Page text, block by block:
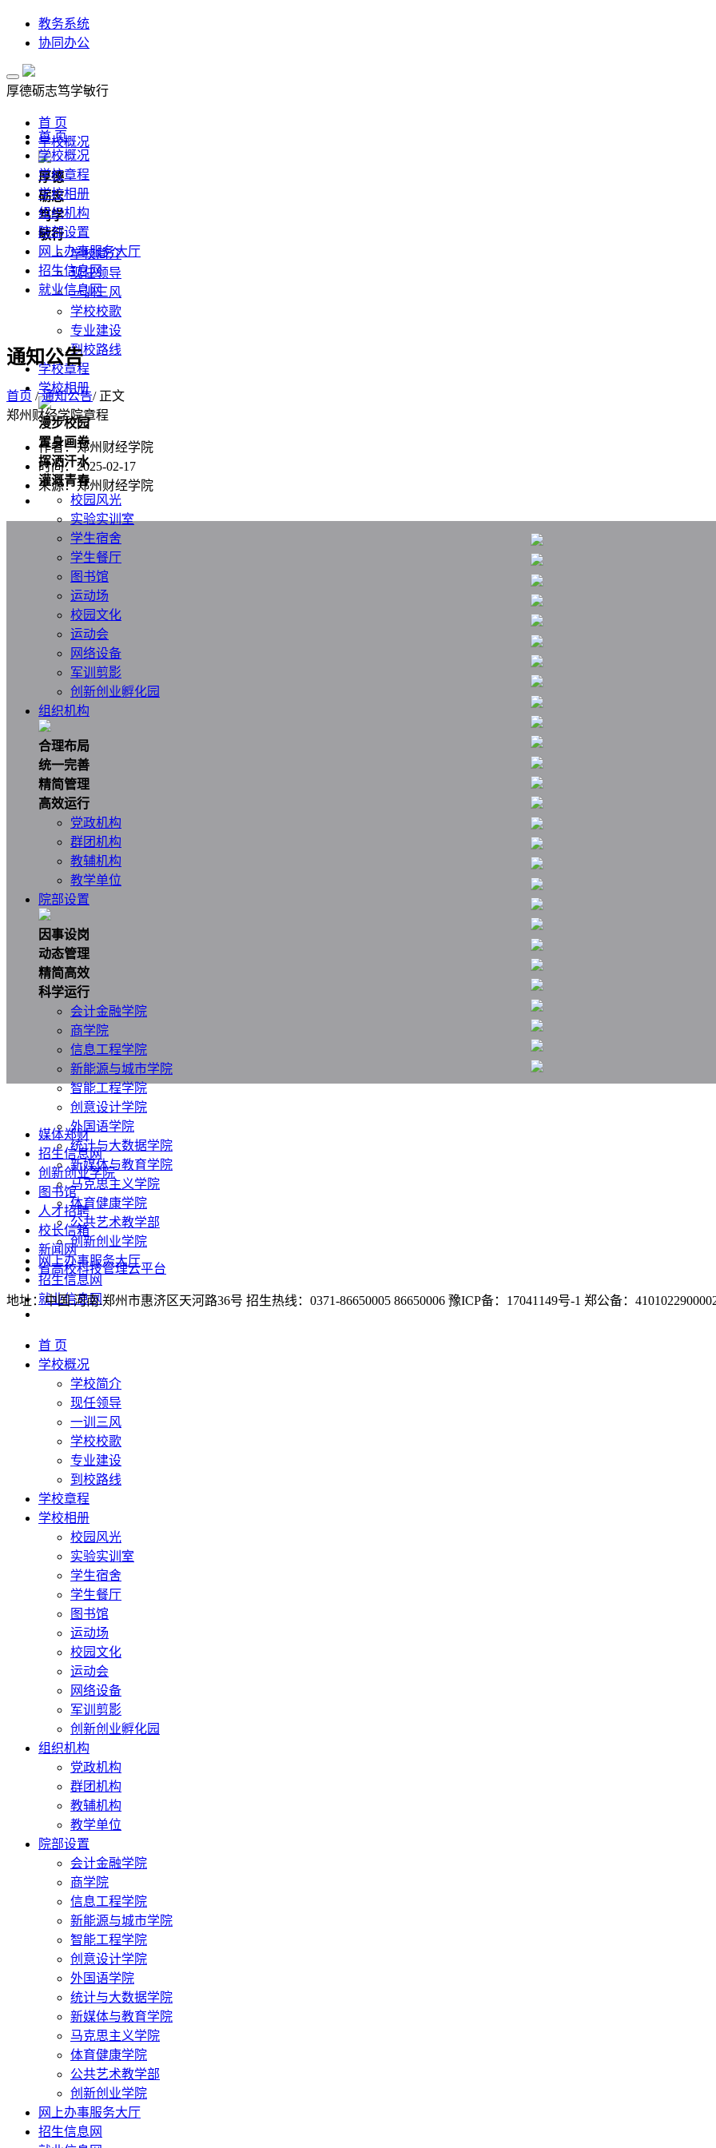
教务系统
协同办公
厚德砺志笃学敏行
首 页
学校概况
厚德
砺志
笃学
敏行
学校简介
现任领导
一训三风
学校校歌
专业建设
到校路线
学校章程
学校相册
漫步校园
置身画卷
挥洒汗水
灌溉青春
校园风光
实验实训室
学生宿舍
学生餐厅
图书馆
运动场
校园文化
运动会
网络设备
军训剪影
创新创业孵化园
组织机构
合理布局
统一完善
精简管理
高效运行
党政机构
群团机构
教辅机构
教学单位
院部设置
因事设岗
动态管理
精简高效
科学运行
会计金融学院
商学院
信息工程学院
新能源与城市学院
智能工程学院
创意设计学院
外国语学院
统计与大数据学院
新媒体与教育学院
马克思主义学院
体育健康学院
公共艺术教学部
创新创业学院
网上办事服务大厅
招生信息网
就业信息网
首 页
学校概况
学校简介
现任领导
一训三风
学校校歌
专业建设
到校路线
学校章程
学校相册
校园风光
实验实训室
学生宿舍
学生餐厅
图书馆
运动场
校园文化
运动会
网络设备
军训剪影
创新创业孵化园
组织机构
党政机构
群团机构
教辅机构
教学单位
院部设置
会计金融学院
商学院
信息工程学院
新能源与城市学院
智能工程学院
创意设计学院
外国语学院
统计与大数据学院
新媒体与教育学院
马克思主义学院
体育健康学院
公共艺术教学部
创新创业学院
网上办事服务大厅
招生信息网
首 页
学校概况
学校章程
学校相册
组织机构
院部设置
网上办事服务大厅
招生信息网
就业信息网
通知公告
首页 /通知公告/ 正文
郑州财经学院章程
作者：郑州财经学院
时间：2025-02-17
来源：郑州财经学院
媒体郑财
招生信息网
创新创业学院
图书馆
人才招聘
校长信箱
新闻网
省高校科技管理云平台
地址：中国.河南.郑州市惠济区天河路36号 招生热线：0371-86650005 86650006 豫ICP备：17041149号-1 郑公备：